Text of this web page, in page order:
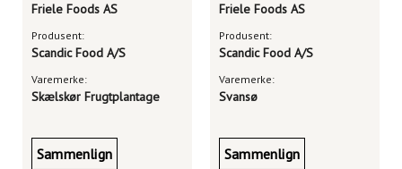
Friele Foods AS
Produsent:
Scandic Food A/S
Varemerke:
Skælskør Frugtplantage
Sammenlign
Friele Foods AS
Produsent:
Scandic Food A/S
Varemerke:
Svansø
Sammenlign